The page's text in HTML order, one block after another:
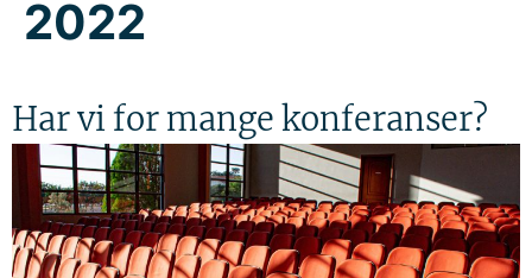
2022
Har vi for mange konferanser?